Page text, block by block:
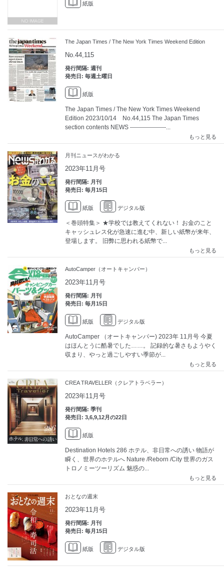
紙版
The Japan Times / The New York Times Weekend Edition
No.44,115
発行間隔: 週刊
発売日: 毎週土曜日
紙版
The Japan Times / The New York Times Weekend
Edition 2023/10/14 No.44,115 The Japan Times
section contents NEWS ------------------...
もっと見る
月刊ニュースがわかる
2023年11月号
発行間隔: 月刊
発売日: 毎月15日
紙版 デジタル版
＜巻頭特集＞ ★学校では教えてくれない！ お金のこと
キャッシュレス化が急速に進む中、新しい紙幣が来年、
登場します。 旧弊に思われる紙幣で...
もっと見る
AutoCamper（オートキャンパー）
2023年11月号
発行間隔: 月刊
発売日: 毎月15日
紙版 デジタル版
AutoCamper （オートキャンパー) 2023年 11月号 今夏
はほんとうに酷暑でした……。 記録的な暑さもようやく
収まり、やっと過ごしやすい季節が...
もっと見る
CREA TRAVELLER（クレアトラベラー）
2023年11月号
発行間隔: 季刊
発売日: 3,6,9,12月の22日
紙版
Destination Hotels 286 ホテル、非日常への誘い 物語が
瞬く、世界のホテルへ Nature /Reborn /City 世界のガス
トロノミーツーリズム 魅惑の...
もっと見る
おとなの週末
2023年11月号
発行間隔: 月刊
発売日: 毎月15日
紙版 デジタル版